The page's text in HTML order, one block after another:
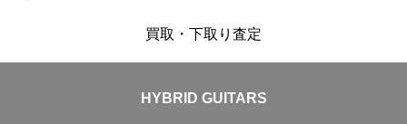
買取・下取り査定
HYBRID GUITARS